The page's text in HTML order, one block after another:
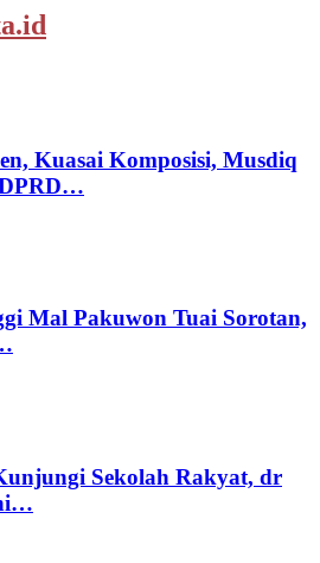
Kuasai Komposisi, Musdiq
Mal Pakuwon Tuai Sorotan,
Sekolah Rakyat, dr